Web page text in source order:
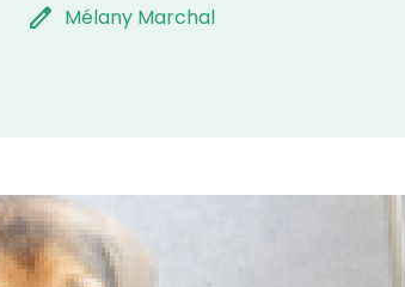
edit Mélany Marchal